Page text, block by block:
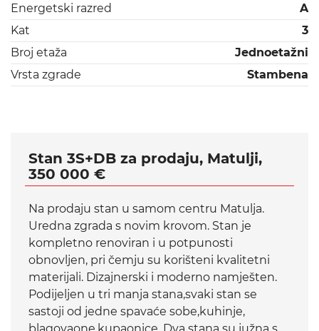
Energetski razred
A
Kat
3
Broj etaža
Jednoetažni
Vrsta zgrade
Stambena
Stan 3S+DB za prodaju, Matulji,
350 000 €
Na prodaju stan u samom centru Matulja.
Uredna zgrada s novim krovom. Stan je
kompletno renoviran i u potpunosti
obnovljen, pri čemju su korišteni kvalitetni
materijali. Dizajnerski i moderno namješten.
Podijeljen u tri manja stana,svaki stan se
sastoji od jedne spavaće sobe,kuhinje,